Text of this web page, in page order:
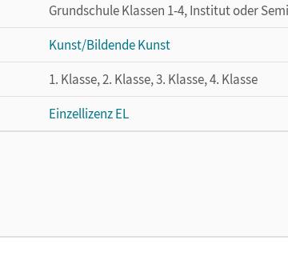
Grundschule Klassen 1-4, Institut oder
Kunst/Bildende Kunst
1. Klasse, 2. Klasse, 3. Klasse, 4. Klasse
Einzellizenz EL